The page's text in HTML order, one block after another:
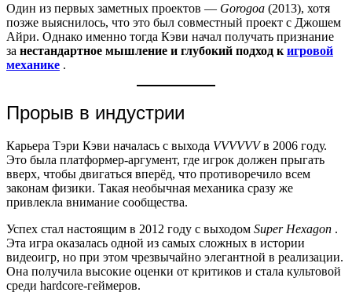
Один из первых заметных проектов — Gorogoa (2013), хотя
позже выяснилось, что это был совместный проект с Джошем
Айри. Однако именно тогда Кэви начал получать признание
за нестандартное мышление и глубокий подход к игровой
механике .
Прорыв в индустрии
Карьера Тэри Кэви началась с выхода VVVVVVв 2006 году.
Это была платформер-аргумент, где игрок должен прыгать
вверх, чтобы двигаться вперёд, что противоречило всем
законам физики. Такая необычная механика сразу же
привлекла внимание сообщества.
Успех стал настоящим в 2012 году с выходом Super Hexagon .
Эта игра оказалась одной из самых сложных в истории
видеоигр, но при этом чрезвычайно элегантной в реализации.
Она получила высокие оценки от критиков и стала культовой
среди hardcore-геймеров.